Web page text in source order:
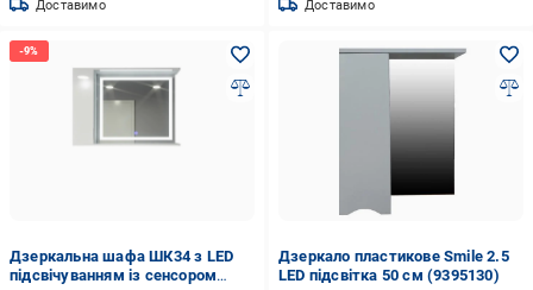
Доставимо Доставимо
Дзеркальна шафа ШК34 з LED
підсвічуванням із сенсором
Дзеркало пластикове Smile 2.5
LED підсвітка 50 см (9395130)